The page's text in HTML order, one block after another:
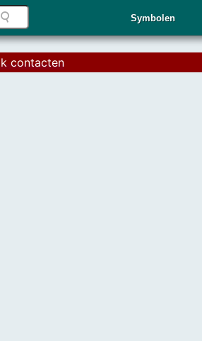
Symbolen
contacten